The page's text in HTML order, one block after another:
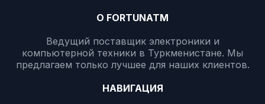
О FORTUNATM
Ведущий поставщик электроники и
компьютерной техники в Туркменистане. Мы
предлагаем только лучшее для наших клиентов.
НАВИГАЦИЯ